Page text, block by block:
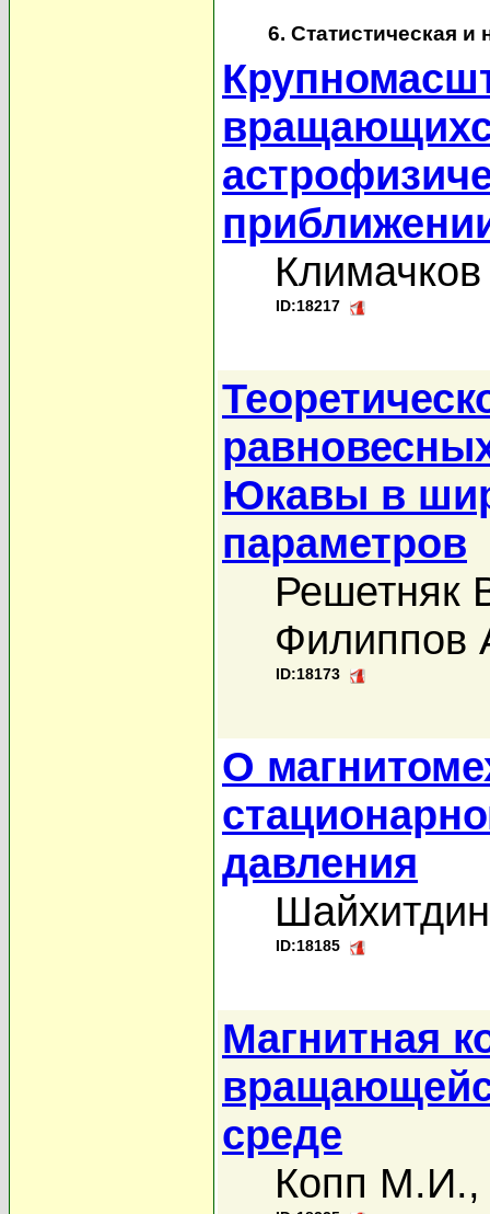
6. Статистическая
ID:18217
Юкавы в
параметров
Решетняк
Филиппов
ID:18173
О
давления
ID:18185
Магнитная
среде
Копп М.И.